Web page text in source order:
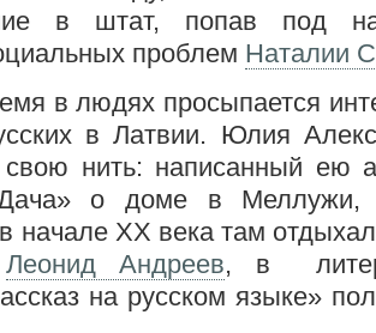
в штат, попав под
проблем Наталии
в людях просыпается
в Латвии. Юлия
нить: написанный ею
о доме в Меллужи,
начале ХХ века там
Леонид Андреев, в
на русском языке»